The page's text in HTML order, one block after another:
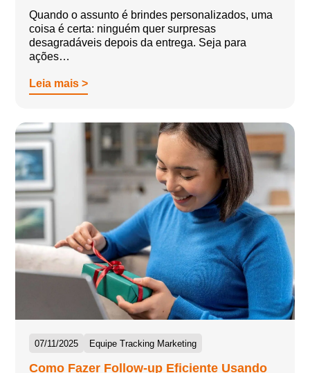
Quando o assunto é brindes personalizados, uma
coisa é certa: ninguém quer surpresas
desagradáveis depois da entrega. Seja para
ações…
Leia mais >
07/11/2025 Equipe Tracking Marketing
Como Fazer Follow-up Eficiente Usando